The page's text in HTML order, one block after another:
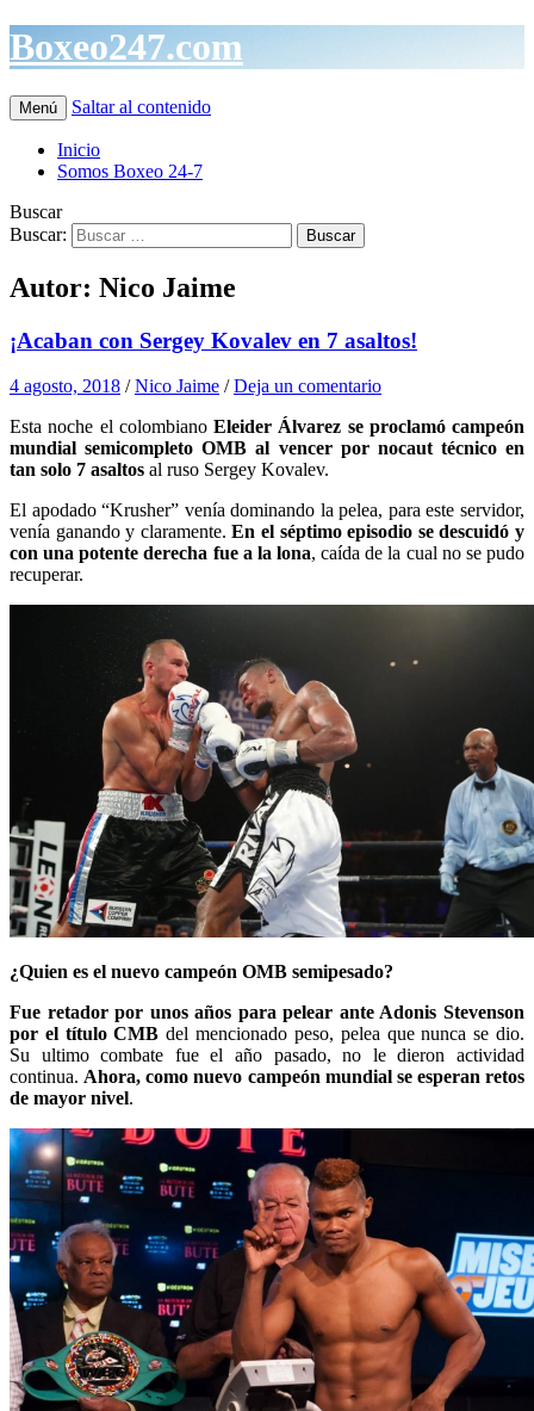
Boxeo247.com
Menú Saltar al contenido
Inicio
Somos Boxeo 24-7
Buscar
Buscar:
Autor: Nico Jaime
¡Acaban con Sergey Kovalev en 7 asaltos!
4 agosto, 2018 /Nico Jaime /Deja un comentario
Esta noche el colombiano Eleider Álvarez se proclamó campeón
mundial semicompleto OMB al vencer por nocaut técnico en
tan solo 7 asaltos al ruso Sergey Kovalev.
El apodado “Krusher” venía dominando la pelea, para este servidor,
venía ganando y claramente.En el séptimo episodio se descuidó y
con una potente derecha fue a la lona, caída de la cual no se pudo
recuperar.
¿Quien es el nuevo campeón OMB semipesado?
Fue retador por unos años para pelear ante Adonis Stevenson
por el título CMB del mencionado peso, pelea que nunca se dio.
Su ultimo combate fue el año pasado, no le dieron actividad
continua. Ahora, como nuevo campeón mundial se esperan retos
de mayor nivel.